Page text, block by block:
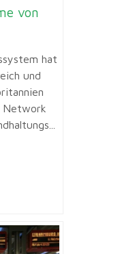
von
hat
und
Network